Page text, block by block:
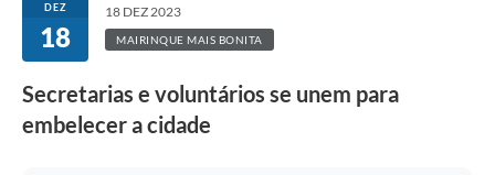
DEZ
18
18 DEZ 2023
MAIRINQUE MAIS BONITA
Secretarias e voluntários se unem para
embelecer a cidade